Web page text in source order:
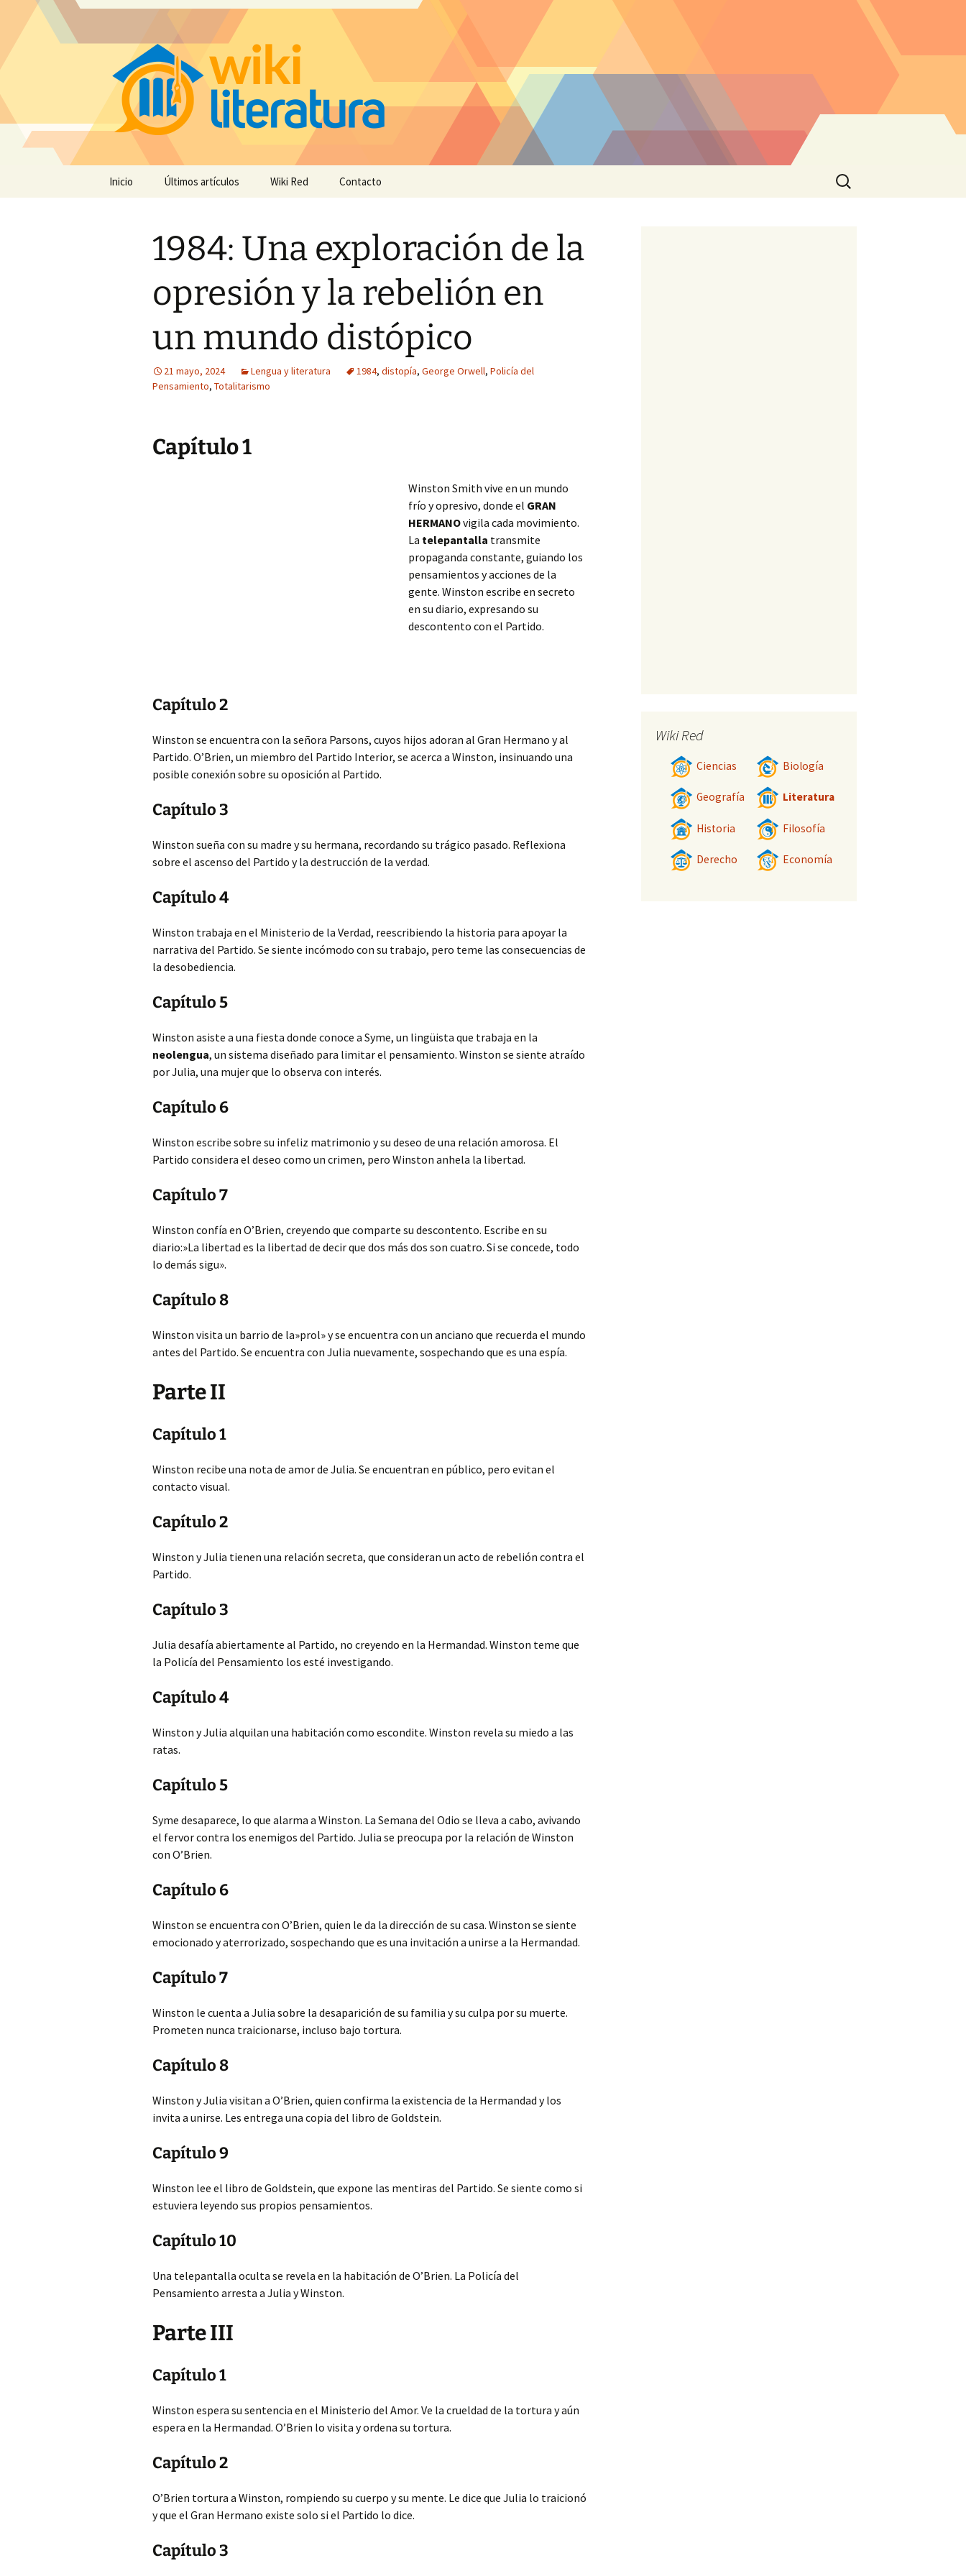
Inicio Últimos artículos Wiki Red Contacto
Buscar:
1984: Una exploración de la
opresión y la rebelión en
un mundo distópico
21 mayo, 2024 Lengua y literatura 1984, distopía, George Orwell, Policía del
Pensamiento, Totalitarismo
Capítulo 1
Winston Smith vive en un mundo
frío y opresivo, donde el GRAN
HERMANOvigila cada movimiento.
La telepantalla transmite
propaganda constante, guiando los
pensamientos y acciones de la
gente. Winston escribe en secreto
en su diario, expresando su
descontento con el Partido.
Capítulo 2
Winston se encuentra con la señora Parsons, cuyos hijos adoran al Gran Hermano y al
Partido. O’Brien, un miembro del Partido Interior, se acerca a Winston, insinuando una
posible conexión sobre su oposición al Partido.
Capítulo 3
Winston sueña con su madre y su hermana, recordando su trágico pasado. Reflexiona
sobre el ascenso del Partido y la destrucción de la verdad.
Capítulo 4
Winston trabaja en el Ministerio de la Verdad, reescribiendo la historia para apoyar la
narrativa del Partido. Se siente incómodo con su trabajo, pero teme las consecuencias de
la desobediencia.
Capítulo 5
Winston asiste a una fiesta donde conoce a Syme, un lingüista que trabaja en la
neolengua, un sistema diseñado para limitar el pensamiento. Winston se siente atraído
por Julia, una mujer que lo observa con interés.
Capítulo 6
Winston escribe sobre su infeliz matrimonio y su deseo de una relación amorosa. El
Partido considera el deseo como un crimen, pero Winston anhela la libertad.
Capítulo 7
Winston confía en O’Brien, creyendo que comparte su descontento. Escribe en su
diario:»La libertad es la libertad de decir que dos más dos son cuatro. Si se concede, todo
lo demás sigu».
Capítulo 8
Winston visita un barrio de la»prol» y se encuentra con un anciano que recuerda el mundo
antes del Partido. Se encuentra con Julia nuevamente, sospechando que es una espía.
Parte II
Capítulo 1
Winston recibe una nota de amor de Julia. Se encuentran en público, pero evitan el
contacto visual.
Capítulo 2
Winston y Julia tienen una relación secreta, que consideran un acto de rebelión contra el
Partido.
Capítulo 3
Julia desafía abiertamente al Partido, no creyendo en la Hermandad. Winston teme que
la Policía del Pensamiento los esté investigando.
Capítulo 4
Winston y Julia alquilan una habitación como escondite. Winston revela su miedo a las
ratas.
Capítulo 5
Syme desaparece, lo que alarma a Winston. La Semana del Odio se lleva a cabo, avivando
el fervor contra los enemigos del Partido. Julia se preocupa por la relación de Winston
con O’Brien.
Capítulo 6
Winston se encuentra con O’Brien, quien le da la dirección de su casa. Winston se siente
emocionado y aterrorizado, sospechando que es una invitación a unirse a la Hermandad.
Capítulo 7
Winston le cuenta a Julia sobre la desaparición de su familia y su culpa por su muerte.
Prometen nunca traicionarse, incluso bajo tortura.
Capítulo 8
Winston y Julia visitan a O’Brien, quien confirma la existencia de la Hermandad y los
invita a unirse. Les entrega una copia del libro de Goldstein.
Capítulo 9
Winston lee el libro de Goldstein, que expone las mentiras del Partido. Se siente como si
estuviera leyendo sus propios pensamientos.
Capítulo 10
Una telepantalla oculta se revela en la habitación de O’Brien. La Policía del
Pensamiento arresta a Julia y Winston.
Parte III
Capítulo 1
Winston espera su sentencia en el Ministerio del Amor. Ve la crueldad de la tortura y aún
espera en la Hermandad. O’Brien lo visita y ordena su tortura.
Capítulo 2
O’Brien tortura a Winston, rompiendo su cuerpo y su mente. Le dice que Julia lo traicionó
y que el Gran Hermano existe solo si el Partido lo dice.
Capítulo 3
Wiki Red
Ciencias Biología
Geografía Literatura
Historia Filosofía
Derecho Economía